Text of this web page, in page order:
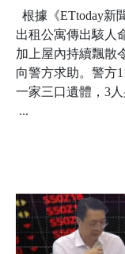
根據《ETtoday新
出租公寓傳出駭人
加上屋內持續飄散
向警方求助。警方
一家三口遺體，3
...